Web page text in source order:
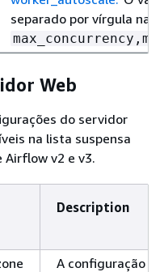
separado por vírgula na
Web
do servidor
na lista suspensa
Airflow v2 e v3.
Description
A configuração